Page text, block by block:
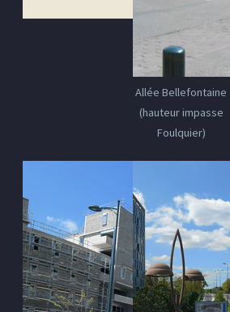
Allée Bellefontaine
(hauteur impasse
Foulquier)